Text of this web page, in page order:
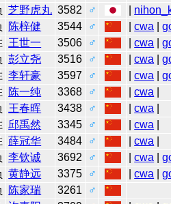
芝野虎丸 3582 ♂
陈梓健 3544 ♂ |cwa |
王世一 3506 ♂ |cwa |
彭立尧 3516 ♂ |cwa |
李轩豪 3597 ♂ |cwa |
陈一纯 3368 ♂ |cwa
王春晖 3438 ♂ |cwa
邱禹然 3345 ♂ |cwa
薛冠华 3484 ♂ |cwa
李钦诚 3692 ♂ |cwa |
黄静远 3375 ♂ |cwa |
陈家瑞 3261
♂